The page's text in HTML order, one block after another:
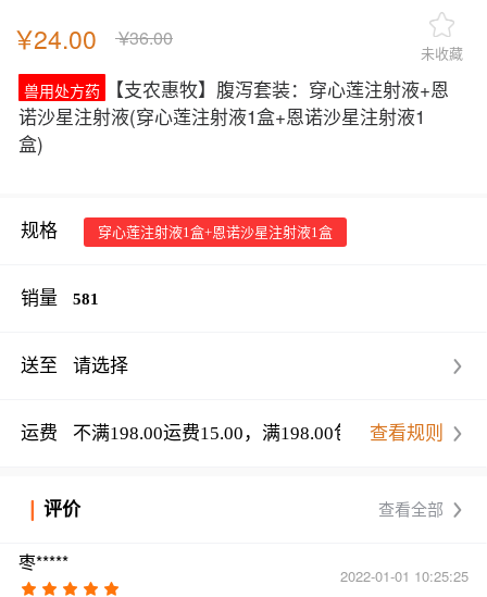
￥24.00 ￥36.00
未收藏
兽用处方药
【支农惠牧】腹泻套装：穿心莲注射液+恩
诺沙星注射液(穿心莲注射液1盒+恩诺沙星注射液1
盒)
规格 穿心莲注射液1盒+恩诺沙星注射液1盒
销量 581
送至 请选择
运费 不满198.00运费15.00，满198.00包邮 查看规则
评价 查看全部
枣*****
2022-01-01 10:25:25